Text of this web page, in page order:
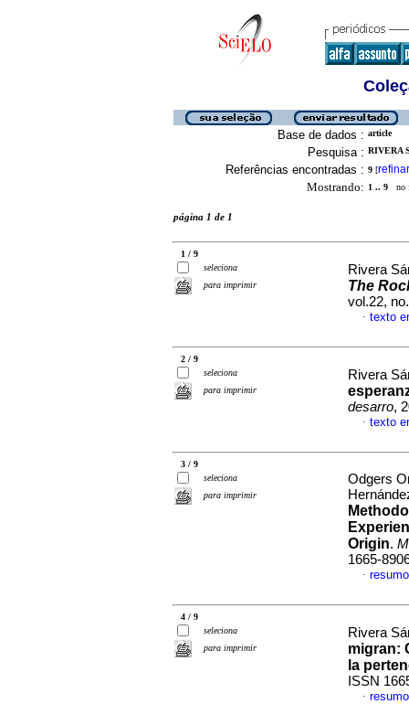
Base de dados : article
Pesquisa : RIVERA
Referências encontradas : 9 [refinar
Mostrando: 1 .. 9 no
página 1 de 1
1 / 9
seleciona
para imprimir
Rivera
The
vol.22,
· texto
2 / 9
seleciona
para imprimir
Rivera
desarro,
· texto
3 / 9
seleciona
para imprimir
Odgers
Origin.
1665-
·
4 / 9
seleciona
para imprimir
Rivera
migran:
la
ISSN
·